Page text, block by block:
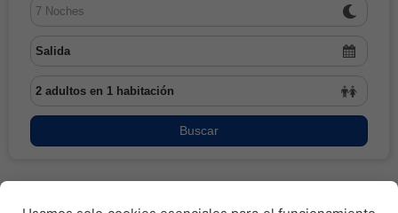
PANEL DE CLIENTES
Buscar